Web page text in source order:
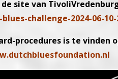
site van
challenge-2024-06-10-
procedures is te vinden